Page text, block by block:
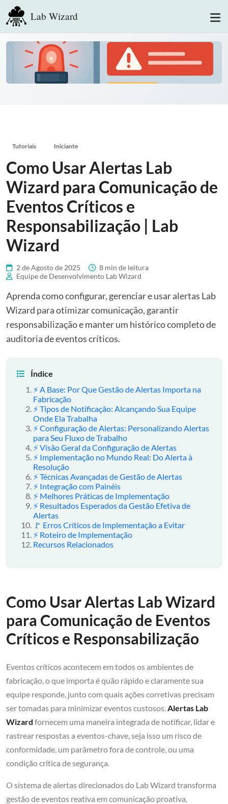
Lab Wizard
Tutoriais Iniciante
Como Usar Alertas Lab
Wizard para Comunicação de
Eventos Críticos e
Responsabilização | Lab
Wizard
2 de Agosto de 2025
8 min de leitura
Equipe de Desenvolvimento Lab Wizard
Aprenda como configurar, gerenciar e usar alertas Lab
Wizard para otimizar comunicação, garantir
responsabilização e manter um histórico completo de
auditoria de eventos críticos.
Índice
⚡ A Base: Por Que Gestão de Alertas Importa na
Fabricação
⚡ Tipos de Notificação: Alcançando Sua Equipe
Onde Ela Trabalha
⚡ Configuração de Alertas: Personalizando Alertas
para Seu Fluxo de Trabalho
⚡ Visão Geral da Configuração de Alertas
⚡ Implementação no Mundo Real: Do Alerta à
Resolução
⚡ Técnicas Avançadas de Gestão de Alertas
⚡ Integração com Painéis
⚡ Melhores Práticas de Implementação
⚡ Resultados Esperados da Gestão Efetiva de
Alertas
🚩 Erros Críticos de Implementação a Evitar
⚡ Roteiro de Implementação
Recursos Relacionados
Como Usar Alertas Lab Wizard
para Comunicação de Eventos
Críticos e Responsabilização
Eventos críticos acontecem em todos os ambientes de
fabricação, o que importa é quão rápido e claramente sua
equipe responde, junto com quais ações corretivas precisam
ser tomadas para minimizar eventos custosos. Alertas Lab
Wizard fornecem uma maneira integrada de notificar, lidar e
rastrear respostas a eventos-chave, seja isso um risco de
conformidade, um parâmetro fora de controle, ou uma
condição crítica de segurança.
O sistema de alertas direcionados do Lab Wizard transforma
gestão de eventos reativa em comunicação proativa,